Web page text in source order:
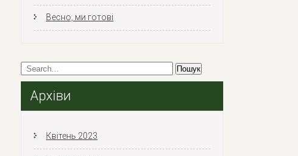
Весно, ми готові
Архіви
Квітень 2023